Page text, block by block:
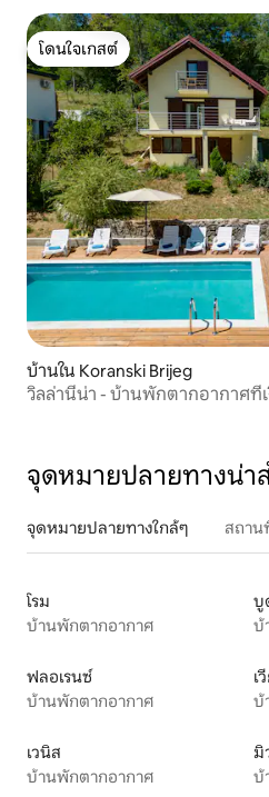
โดนใจเกสต์
โดนใจเกสต์
บ้านใน Koranski Brijeg
วิลล่านีน่า - บ้านพักตากอากาศที่
จุดหมายปลายทางน่า
จุดหมายปลายทางใกล้ๆ สถาน
โรม
บ้านพักตากอากาศ
บู
บ้
ฟลอเรนซ์
บ้านพักตากอากาศ
เ
บ้
เวนิส
บ้านพักตากอากาศ
มิ
บ้